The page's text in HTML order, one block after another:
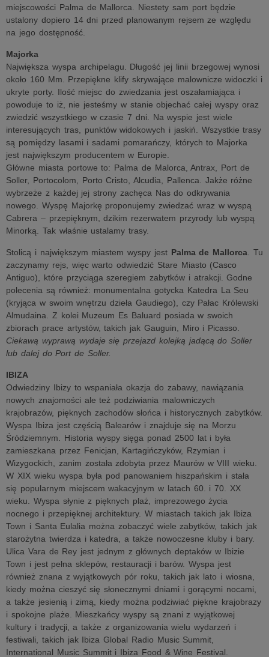
miejscowości Palma de Mallorca. Niestety sam port będzie
ustalony dopiero 14 dni przed planowanym rejsem ze względu
na jego dostępność.
Majorka
Największa wyspa archipelagu. Długość jej linii brzegowej wynosi
około 160 Mm. Przepiękne klify skrywające malownicze widoczki i
ukryte porty. Ilość miejsc do zwiedzania jest oszałamiająca i
powoduje to iż, nie jesteśmy w stanie objechać całej wyspy oraz
zwiedzić wszystkiego w czasie 7 dni. Na wyspie jest wiele
interesujących tras, punktów widokowych i jaskiń. Wszystkie trasy
są pomiędzy lasami i sadami pomarańczy, których to Majorka
jest największym producentem w Europie.
Główne miasta portowe to: Palma de Malorca, Antrax, Port de
Soller, Portocolom, Porto Cristo, Alcudia, Pallenca. Jakże różne
wybrzeże z każdej jej strony zachęca Nas do odkrywania
nowego. Wyspę Majorkę proponujemy zwiedzać wraz w wyspą
Cabrera – przepięknym, dzikim rezerwatem przyrody lub wyspą
Minorką. Tak właśnie ustalamy trasy.
Stolicą i największym miastem wyspy jest Palma de Mallorca . Tu
zaczynamy rejs, więc warto odwiedzić Stare Miasto (Casco
Antiguo), które przyciąga szeregiem zabytków i atrakcji. Godne
polecenia są również: monumentalna gotycka Katedra La Seu
(kryjąca w swoim wnętrzu dzieła Gaudiego), czy Pałac Królewski
Almudaina. Z kolei Muzeum Es Baluard posiada w swoich
zbiorach prace artystów, takich jak Gauguin, Miro i Picasso.
Ciekawą wyprawą wydaje się przejazd kolejką jadącą do Soller
lub dalej do Port de Soller.
IBIZA
Odwiedziny Ibizy to wspaniała okazja do zabawy, nawiązania
nowych znajomości ale też podziwiania malowniczych
krajobrazów, pięknych zachodów słońca i historycznych zabytków.
Wyspa Ibiza jest częścią Balearów i znajduje się na Morzu
Śródziemnym. Historia wyspy sięga ponad 2500 lat i była
zamieszkana przez Fenicjan, Kartagińczyków, Rzymian i
Wizygockich, zanim została zdobyta przez Maurów w VIII wieku.
W XIX wieku wyspa była pod panowaniem hiszpańskim i stała
się popularnym miejscem wakacyjnym w latach 60. i 70. XX
wieku. Wyspa słynie z pięknych plaż, imprezowego życia
nocnego i przepięknej architektury. W miastach takich jak Ibiza
Town i Santa Eulalia można zobaczyć wiele zabytków, takich jak
starożytna twierdza i katedra, a także nowoczesne kluby i bary.
Ulica Vara de Rey jest jednym z głównych deptaków w Ibizie
Town i jest pełna sklepów, restauracji i barów. Wyspa jest
również znana z wyjątkowych pór roku, takich jak lato i wiosna,
kiedy można cieszyć się słonecznymi dniami i gorącymi nocami,
a także jesienią i zimą, kiedy można podziwiać piękne krajobrazy
i spokojne plaże. Mieszkańcy wyspy są znani z wyjątkowej
kultury i tradycji, a także z organizowania wielu wydarzeń i
festiwali, takich jak Ibiza Global Radio Music Summit,
International Music Summit i Ibiza Food & Wine Festival.